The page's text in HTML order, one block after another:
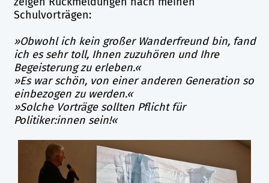
Schulvorträgen:
»Obwohl ich kein großer Wanderfreund bin, fand
ich es sehr toll, Ihnen zuzuhören und Ihre
Begeisterung zu erleben.«
»Es war schön, von einer anderen Generation so
einbezogen zu werden.«
»Solche Vorträge sollten Pflicht für
Politiker:innen sein!«